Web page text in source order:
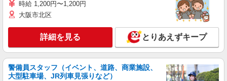
時給 1,200円〜1,200円
大阪市北区
詳細を見る とりあえずキープ
警備員スタッフ（イベント、道路、商業施設、
大型駐車場、JR列車見張りなど）